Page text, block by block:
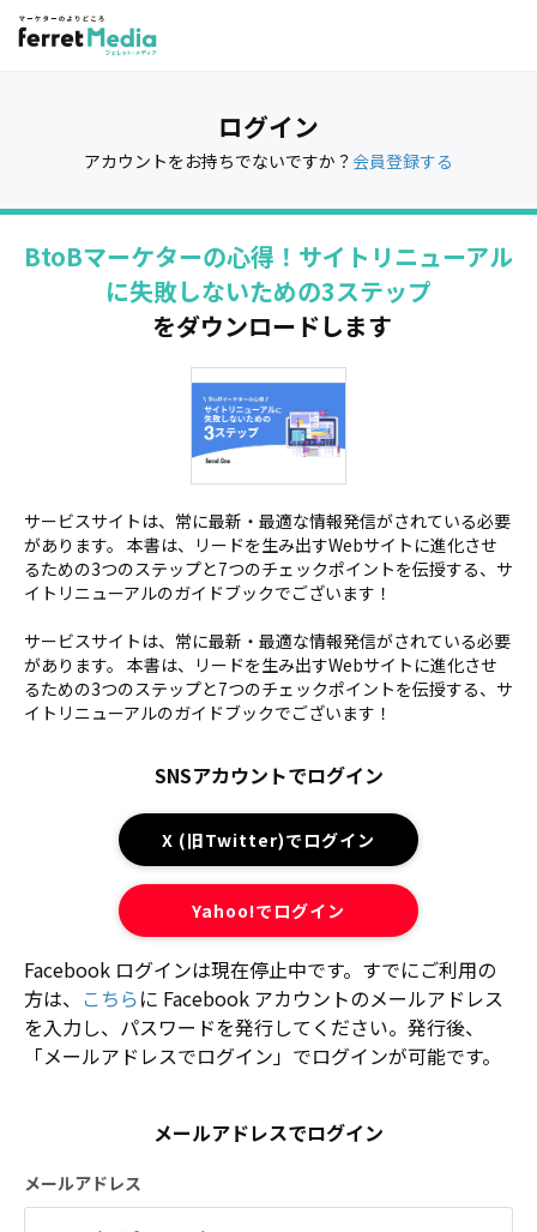
ログイン
アカウントをお持ちでないですか？ 会員登録する
BtoBマーケターの心得！サイトリニューアル
に失敗しないための3ステップ
をダウンロードします
サービスサイトは、常に最新・最適な情報発信がされている必要
があります。 本書は、リードを生み出すWebサイトに進化させ
るための3つのステップと7つのチェックポイントを伝授する、サ
イトリニューアルのガイドブックでございます！
サービスサイトは、常に最新・最適な情報発信がされている必要
があります。 本書は、リードを生み出すWebサイトに進化させ
るための3つのステップと7つのチェックポイントを伝授する、サ
イトリニューアルのガイドブックでございます！
SNSアカウントでログイン
X (旧Twitter)でログイン
Yahoo!でログイン
Facebook ログインは現在停止中です。すでにご利用の
方は、 こちらに Facebook アカウントのメールアドレス
を入力し、パスワードを発行してください。発行後、
「メールアドレスでログイン」でログインが可能です。
メールアドレスでログイン
メールアドレス